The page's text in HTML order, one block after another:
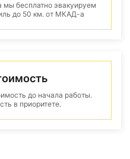
мы бесплатно эвакуируем
до 50 км. от МКАД-а
до начала работы.
в приоритете.